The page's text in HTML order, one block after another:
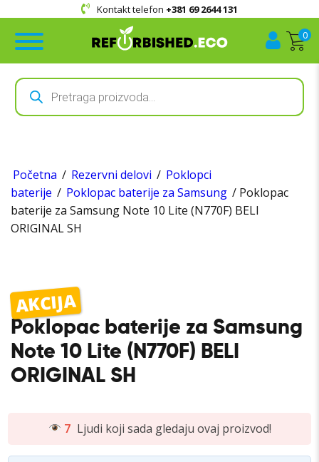
Kontakt telefon +381 69 2644 131
0
Products
search
Početna / Rezervni delovi / Poklopci
baterije / Poklopac baterije za Samsung / Poklopac
baterije za Samsung Note 10 Lite (N770F) BELI
ORIGINAL SH
7 Ljudi koji sada gledaju ovaj proizvod!
AKCIJA
Poklopac baterije za Samsung
Note 10 Lite (N770F) BELI
ORIGINAL SH